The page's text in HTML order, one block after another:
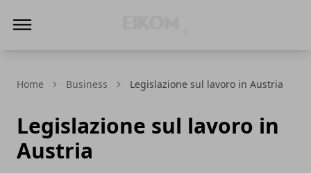
Home Business Legislazione sul lavoro in Austria
Legislazione sul lavoro in
Austria